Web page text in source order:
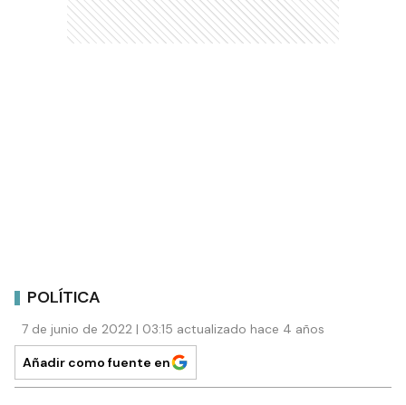
POLÍTICA
7 de junio de 2022 | 03:15 actualizado hace 4 años
Añadir como fuente en